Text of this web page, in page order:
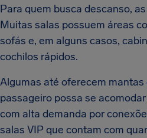
Para quem busca descanso,
Muitas salas possuem áreas
sofás e, em alguns casos,
cochilos rápidos.
Algumas até oferecem
passageiro possa se
com alta demanda por
salas VIP que contam com